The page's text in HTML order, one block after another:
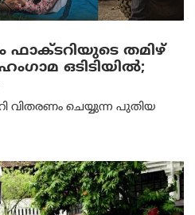
ഫാക്ടറിയുടെ തമിഴ്
ഒടിടിയിൽ;
വിതരണം ചെയ്യുന്ന പുതിയ